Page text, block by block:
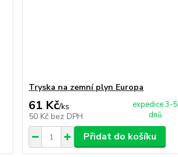
Tryska na zemní plyn Europa
61 Kč/ks
50 Kč bez DPH
expedice 3-5
dnů
Přidat do košíku